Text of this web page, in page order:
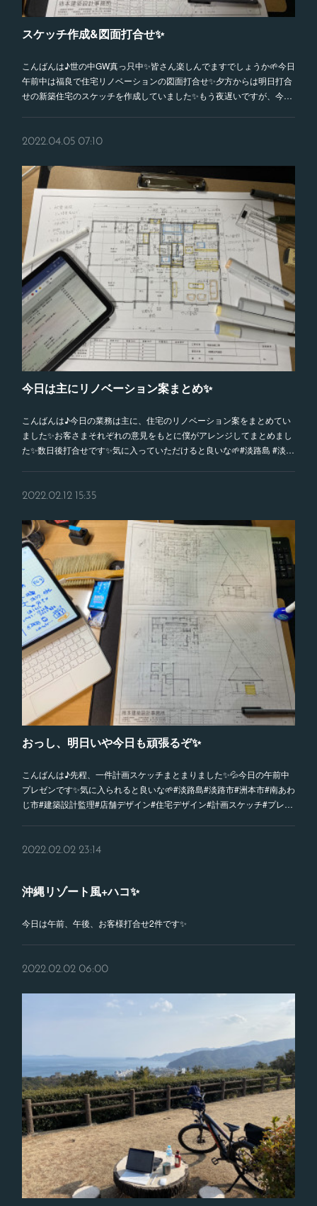
スケッチ作成&図面打合せ✨
こんばんは♪世の中GW真っ只中✨皆さん楽しんでますでしょうか🌱今日
午前中は福良で住宅リノベーションの図面打合せ✨夕方からは明日打合
せの新築住宅のスケッチを作成していました✨もう夜遅いですが、今…
2022.04.05 07:10
今日は主にリノベーション案まとめ✨
こんばんは♪今日の業務は主に、住宅のリノベーション案をまとめてい
ました✨お客さまそれぞれの意見をもとに僕がアレンジしてまとめまし
た✨数日後打合せです✨気に入っていただけると良いな🌱#淡路島 #淡…
2022.02.12 15:35
おっし、明日いや今日も頑張るぞ✨
こんばんは♪先程、一件計画スケッチまとまりました✨💦今日の午前中
プレゼンです✨気に入られると良いな🌱#淡路島#淡路市#洲本市#南あわ
じ市#建築設計監理#店舗デザイン#住宅デザイン#計画スケッチ#プレ…
2022.02.02 23:14
沖縄リゾート風+ハコ✨
今日は午前、午後、お客様打合せ2件です✨
2022.02.02 06:00